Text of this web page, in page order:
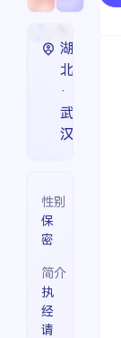
成长日记
湖
北
·
武
汉
性别
保
密
简介
执
经
请